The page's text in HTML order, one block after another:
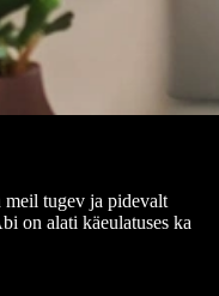
tugev ja pidevalt
on alati käeulatuses ka